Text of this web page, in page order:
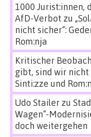
1000 Jurist:innen,
AfD-Verbot zu
nicht sicher“:
Rom:nja
Kritischer
gibt, sind wir nicht
Sinti:zze und
Udo Stailerzu
Wagen“-
doch weitergehen